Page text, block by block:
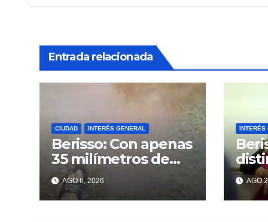
Entrada relacionada
CIUDAD INTERÉS GENERAL
Berisso: Con apenas
35 milímetros de
lluvia ya se sienten
los problemas
AGO 6, 2026
INTERÉS
AGO